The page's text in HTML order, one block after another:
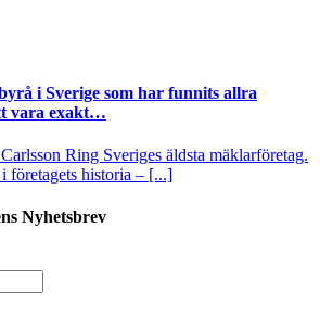
i Sverige som har funnits allra
vara exakt…
Ring Sveriges äldsta mäklarföretag.
företagets historia – [...]
Nyhetsbrev